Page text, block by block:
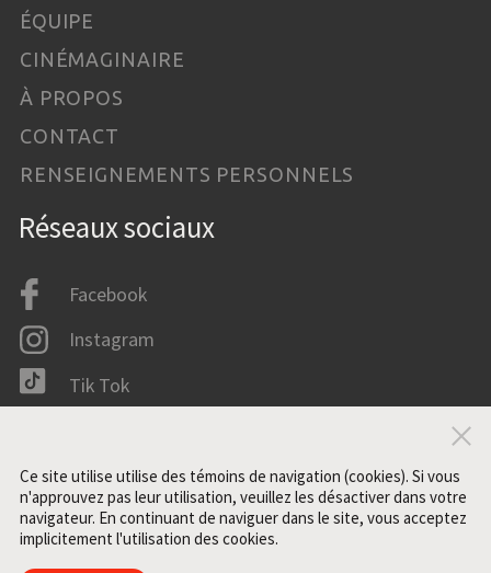
ÉQUIPE
CINÉMAGINAIRE
À PROPOS
CONTACT
RENSEIGNEMENTS PERSONNELS
Réseaux sociaux
Facebook
Instagram
Tik Tok
IMDB
Ce site utilise utilise des témoins de navigation (cookies). Si vous
n'approuvez pas leur utilisation, veuillez les désactiver dans votre
navigateur. En continuant de naviguer dans le site, vous acceptez
implicitement l'utilisation des cookies.